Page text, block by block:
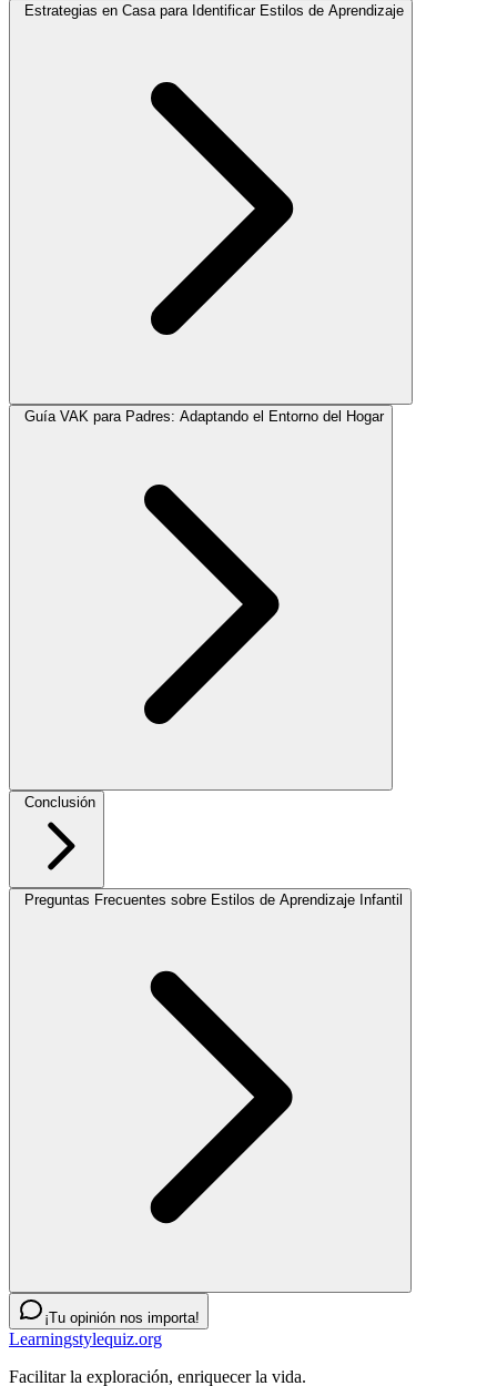
Estrategias en Casa para Identificar Estilos de Aprendizaje
Guía VAK para Padres: Adaptando el Entorno del Hogar
Conclusión
Preguntas Frecuentes sobre Estilos de Aprendizaje Infantil
¡Tu opinión nos importa!
Learningstylequiz.org
Facilitar la exploración, enriquecer la vida.